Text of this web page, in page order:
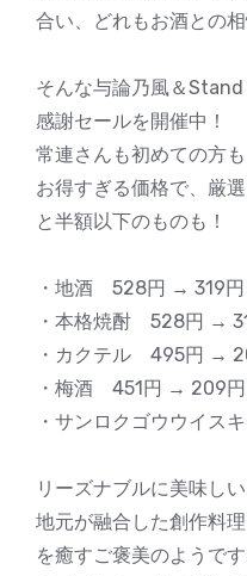
合い、どれもお酒との相
そんな与論乃風＆Stand
感謝セールを開催中！
常連さんも初めての方
お得すぎる価格で、厳
と半額以下のものも！
・地酒 528円 → 319円
・本格焼酎 528円 →
・カクテル 495円 →
・梅酒 451円 → 209円
・サンロクゴウウイ
リーズナブルに美味し
地元が融合した創作料
を癒すご褒美のようです